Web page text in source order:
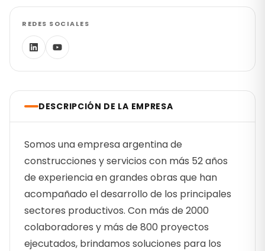
REDES SOCIALES
DESCRIPCIÓN DE LA EMPRESA
Somos una empresa argentina de
construcciones y servicios con más 52 años
de experiencia en grandes obras que han
acompañado el desarrollo de los principales
sectores productivos. Con más de 2000
colaboradores y más de 800 proyectos
ejecutados, brindamos soluciones para los